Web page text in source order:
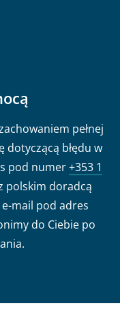
pełnej
błędu w
pod numer+353 1
polskim doradcą
mail pod adres
do Ciebie po